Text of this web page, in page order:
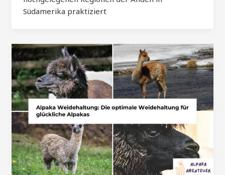
Südamerika praktiziert